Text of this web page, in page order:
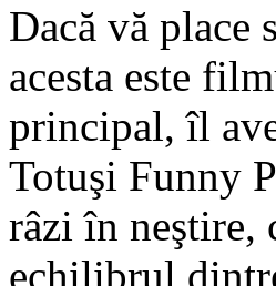
Dacă vă place
acesta este
principal, îl
Totuşi Funny
râzi în neştire,
echilibrul